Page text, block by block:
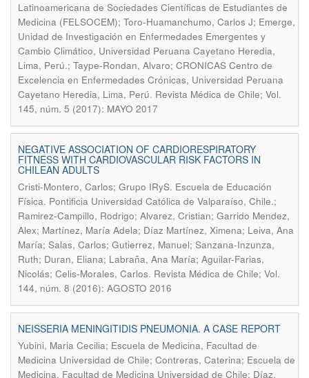
Latinoamericana de Sociedades Científicas de Estudiantes de
Medicina (FELSOCEM); Toro-Huamanchumo, Carlos J; Emerge,
Unidad de Investigación en Enfermedades Emergentes y
Cambio Climático, Universidad Peruana Cayetano Heredia,
Lima, Perú.; Taype-Rondan, Alvaro; CRONICAS Centro de
Excelencia en Enfermedades Crónicas, Universidad Peruana
Cayetano Heredia, Lima, Perú. Revista Médica de Chile; Vol.
145, núm. 5 (2017): MAYO 2017
NEGATIVE ASSOCIATION OF CARDIORESPIRATORY
FITNESS WITH CARDIOVASCULAR RISK FACTORS IN
CHILEAN ADULTS
Cristi-Montero, Carlos; Grupo IRyS. Escuela de Educación
Física. Pontificia Universidad Católica de Valparaíso, Chile.;
Ramirez-Campillo, Rodrigo; Alvarez, Cristian; Garrido Mendez,
Alex; Martínez, María Adela; Díaz Martínez, Ximena; Leiva, Ana
María; Salas, Carlos; Gutierrez, Manuel; Sanzana-Inzunza,
Ruth; Duran, Eliana; Labraña, Ana María; Aguilar-Farias,
Nicolás; Celis-Morales, Carlos. Revista Médica de Chile; Vol.
144, núm. 8 (2016): AGOSTO 2016
NEISSERIA MENINGITIDIS PNEUMONIA. A CASE REPORT
Yubini, Maria Cecilia; Escuela de Medicina, Facultad de
Medicina Universidad de Chile; Contreras, Caterina; Escuela de
Medicina, Facultad de Medicina Universidad de Chile; Díaz,